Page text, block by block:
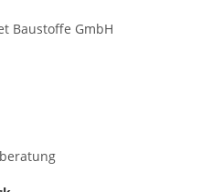
Baustoffe GmbH